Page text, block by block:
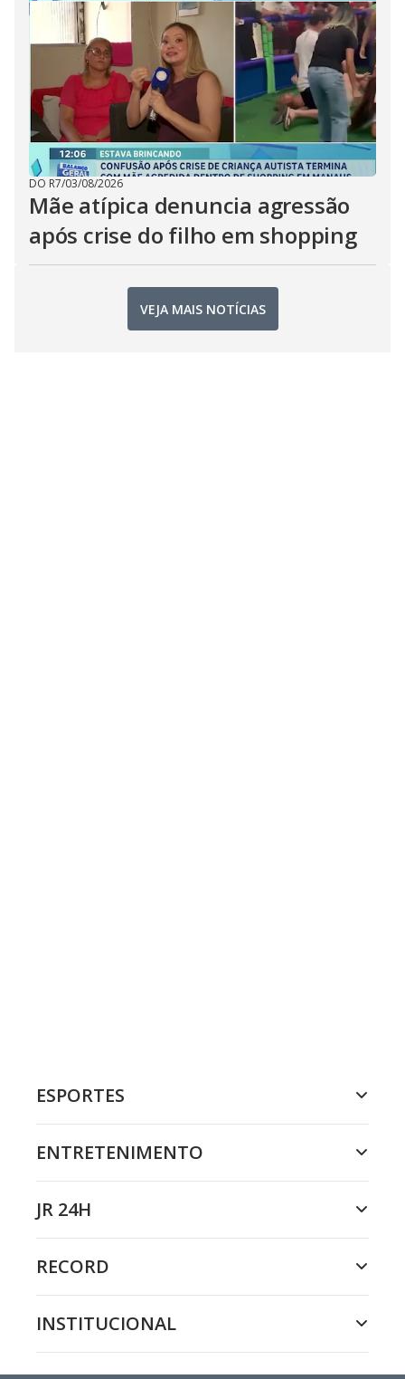
DO R7/03/08/2026
Mãe atípica denuncia agressão
após crise do filho em shopping
VEJA MAIS NOTÍCIAS
ESPORTES
ENTRETENIMENTO
JR 24H
RECORD
INSTITUCIONAL